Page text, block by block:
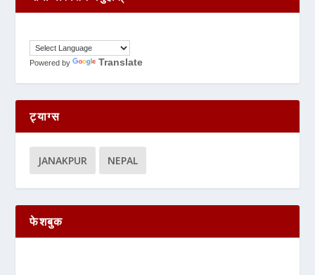
Powered by Translate
ट्याग्स
JANAKPUR NEPAL
फेशबुक